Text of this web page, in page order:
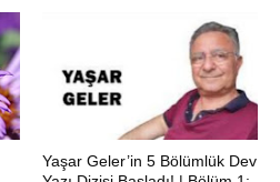
Yaşar Geler’in 5 Bölümlük Dev